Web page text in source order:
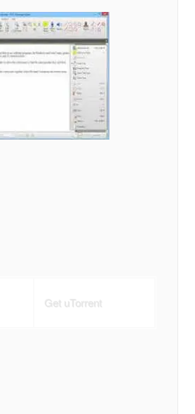
Get uTorrent